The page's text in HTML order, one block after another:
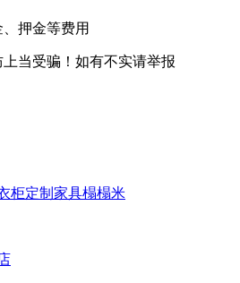
押金等费用
当受骗！如有不实请举报
柜定制家具榻榻米